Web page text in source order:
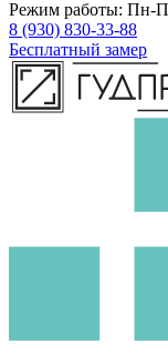
Режим работы: Пн-
8 (930) 830-33-88
Бесплатный замер